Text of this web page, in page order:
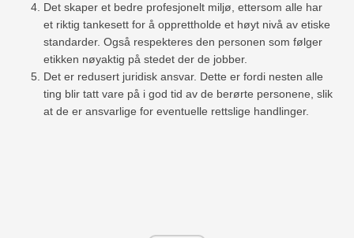
Det skaper et bedre profesjonelt miljø, ettersom alle har
et riktig tankesett for å opprettholde et høyt nivå av etiske
standarder. Også respekteres den personen som følger
etikken nøyaktig på stedet der de jobber.
Det er redusert juridisk ansvar. Dette er fordi nesten alle
ting blir tatt vare på i god tid av de berørte personene, slik
at de er ansvarlige for eventuelle rettslige handlinger.